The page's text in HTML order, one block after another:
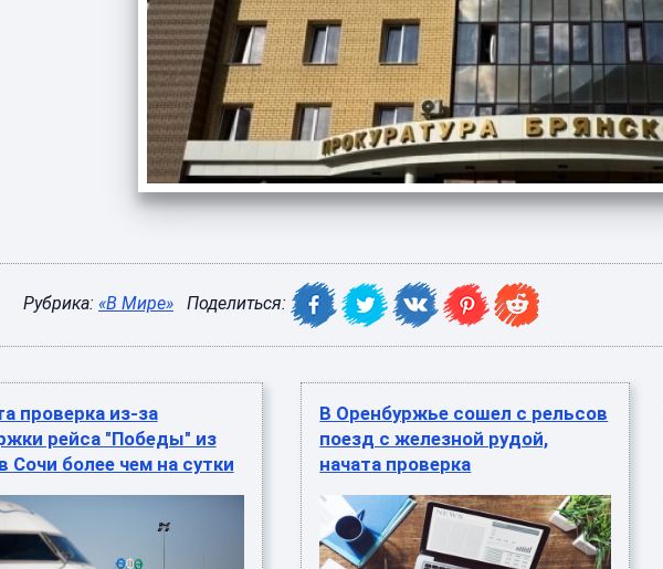
Рубрика: «В Мире» Поделиться:
проверка из-за
рейса "Победы" из
Сочи более чем на сутки
В Оренбуржье сошел с рельсов
поезд с железной рудой,
начата проверка